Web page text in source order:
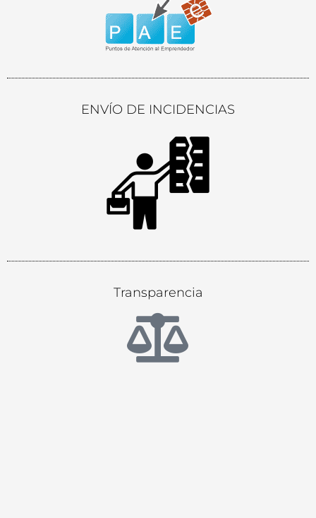
ENVÍO DE INCIDENCIAS
Transparencia